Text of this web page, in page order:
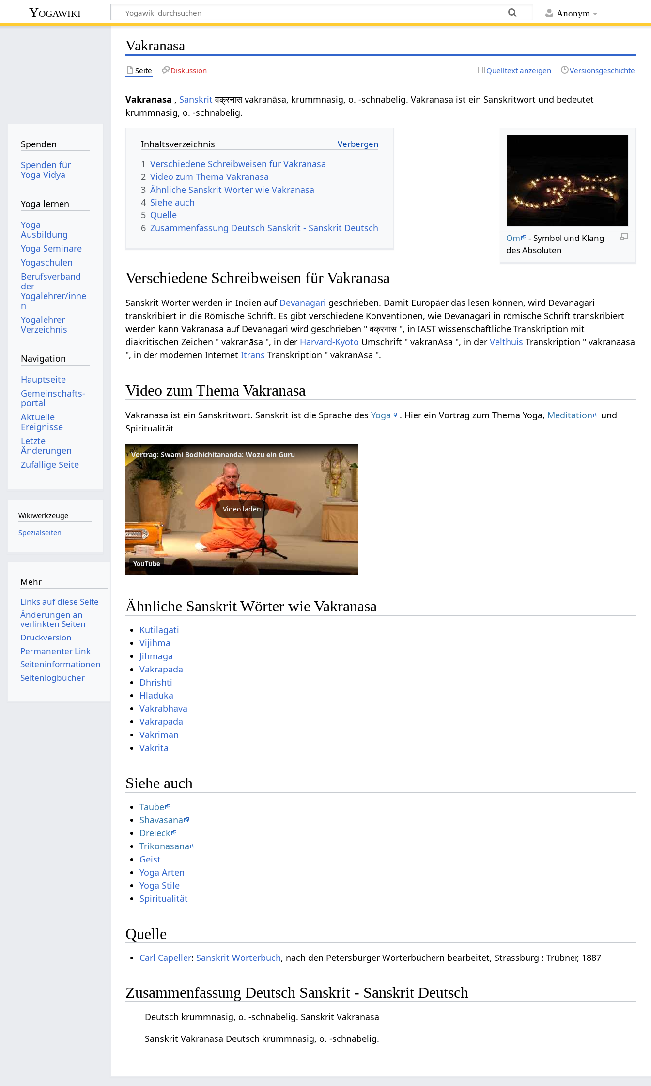
Anonym
Yogawiki
Vakranasa
Seite Diskussion Quelltext anzeigen Versionsgeschichte
Vakranasa , Sanskrit वक्रनास vakranāsa, krummnasig, o. -schnabelig. Vakranasa ist ein Sanskritwort und bedeutet
krummnasig, o. -schnabelig.
Om
- Symbol und Klang
des Absoluten
Inhaltsverzeichnis
1 Verschiedene Schreibweisen für Vakranasa
2 Video zum Thema Vakranasa
3 Ähnliche Sanskrit Wörter wie Vakranasa
4 Siehe auch
5 Quelle
6 Zusammenfassung Deutsch Sanskrit - Sanskrit Deutsch
Verschiedene Schreibweisen für Vakranasa
Sanskrit Wörter werden in Indien auf Devanagari geschrieben. Damit Europäer das lesen können, wird Devanagari
transkribiert in die Römische Schrift. Es gibt verschiedene Konventionen, wie Devanagari in römische Schrift transkribiert
werden kann Vakranasa auf Devanagari wird geschrieben " वक्रनास ", in IAST wissenschaftliche Transkription mit
diakritischen Zeichen " vakranāsa ", in der Harvard-Kyoto Umschrift " vakranAsa ", in derVelthuis Transkription " vakranaasa
", in der modernen InternetItrans Transkription " vakranAsa ".
Video zum Thema Vakranasa
Vakranasa ist ein Sanskritwort. Sanskrit ist die Sprache desYoga . Hier ein Vortrag zum Thema Yoga, Meditation
und
Spiritualität
Vortrag: Swami Bodhichitananda: Wozu ein Guru
Video laden
YouTube
Ähnliche Sanskrit Wörter wie Vakranasa
Kutilagati
Vijihma
Jihmaga
Vakrapada
Dhrishti
Hladuka
Vakrabhava
Vakrapada
Vakriman
Vakrita
Siehe auch
Taube
Shavasana
Dreieck
Trikonasana
Geist
Yoga Arten
Yoga Stile
Spiritualität
Quelle
Carl Capeller: Sanskrit Wörterbuch, nach den Petersburger Wörterbüchern bearbeitet, Strassburg : Trübner, 1887
Zusammenfassung Deutsch Sanskrit - Sanskrit Deutsch
Deutsch krummnasig, o. -schnabelig. Sanskrit Vakranasa
Sanskrit Vakranasa Deutsch krummnasig, o. -schnabelig.
Spenden
Spenden für
Yoga Vidya
Yoga lernen
Yoga
Ausbildung
Yoga Seminare
Yogaschulen
Berufsverband
der
Yogalehrer/inne
n
Yogalehrer
Verzeichnis
Navigation
Hauptseite
Gemeinschafts­
portal
Aktuelle
Ereignisse
Letzte
Änderungen
Zufällige Seite
Wikiwerkzeuge
Spezialseiten
Mehr
Links auf diese Seite
Änderungen an
verlinkten Seiten
Druckversion
Permanenter Link
Seiten­­informationen
Seitenlogbücher